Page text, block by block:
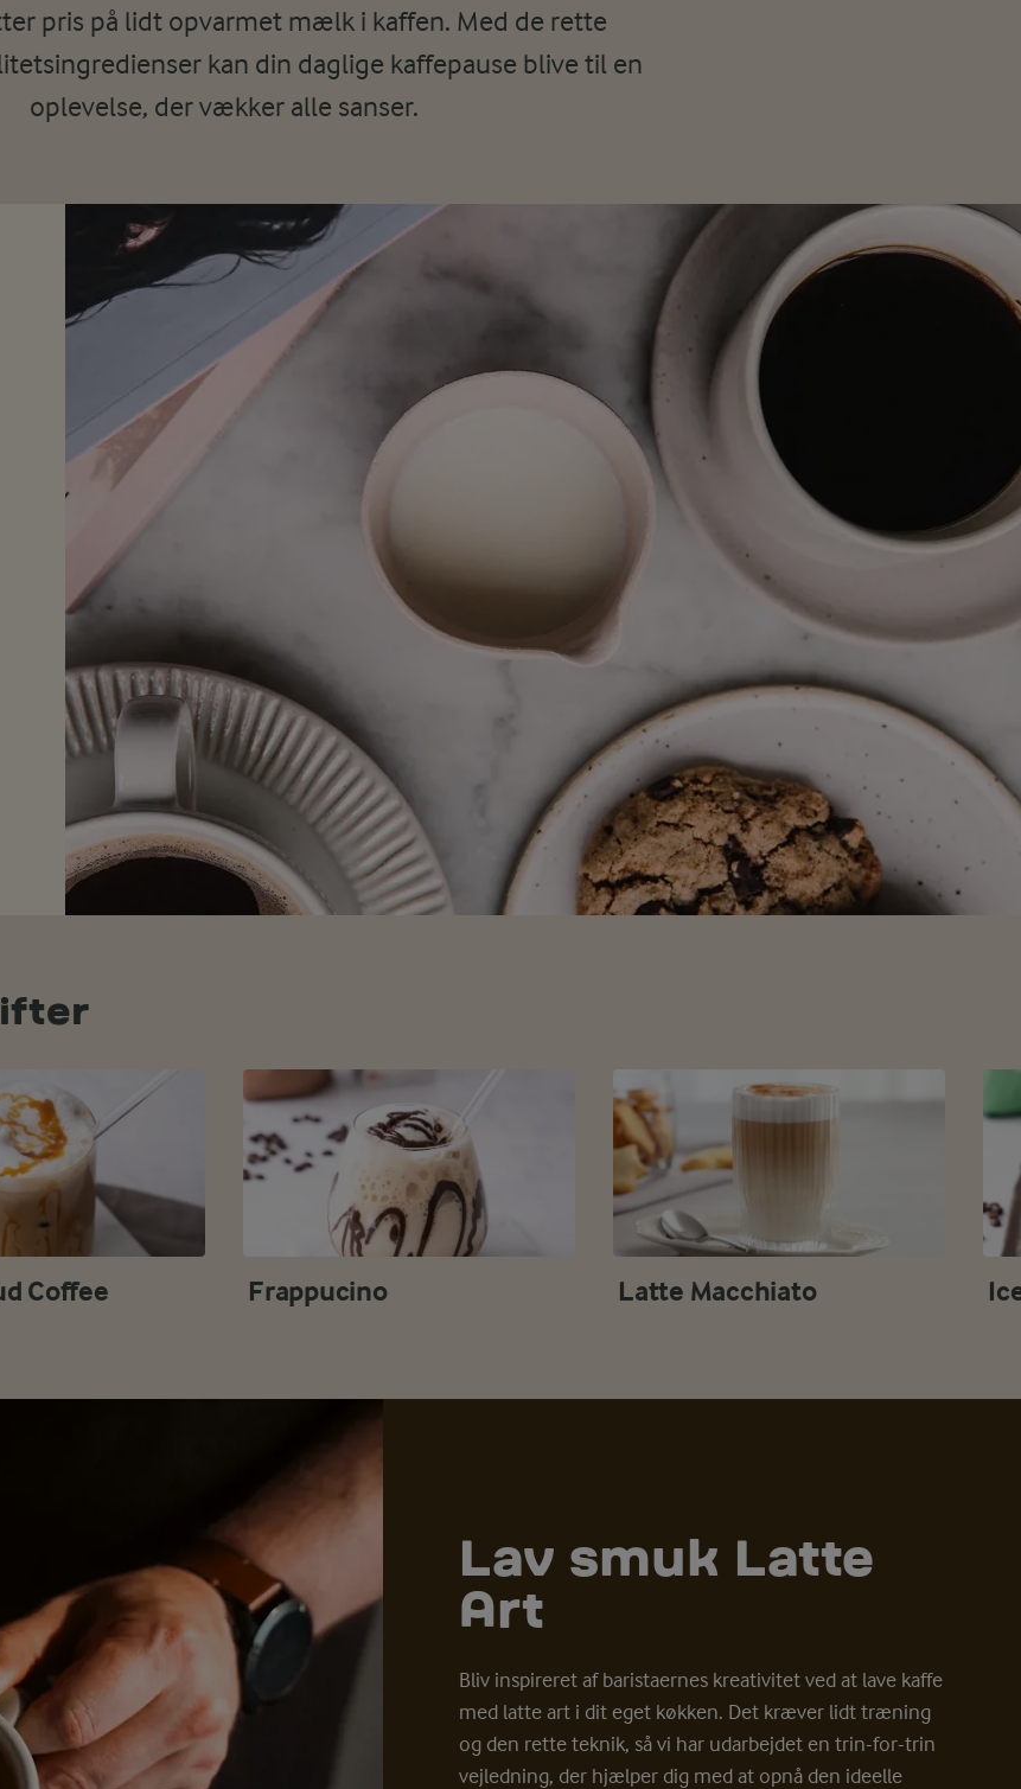
pris på lidt opvarmet mælk i kaffen. Med de rette
kan din daglige kaffepause blive til en
oplevelse, der vækker alle sanser.
Coffee Frappucino Latte Macchiato
Lav smuk Latte
Art
Bliv inspireret af baristaernes kreativitet ved at lave kaffe
med latte art i dit eget køkken. Det kræver lidt træning
og den rette teknik, så vi har udarbejdet en trin-for-trin
vejledning, der hjælper dig med at opnå den ideelle